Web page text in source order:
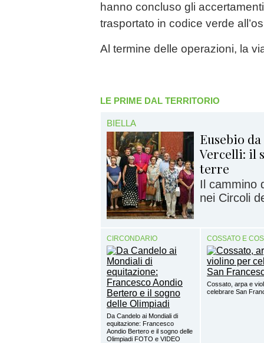
hanno concluso gli
trasportato in codice verde
Al termine delle operazioni, la
LE PRIME DAL TERRITORIO
BIELLA
Eusebio
Vercelli: il
terre
Il cammino
nei Circoli
CIRCONDARIO
Da Candelo ai Mondiali di
equitazione: Francesco
Aondio Bertero e il sogno delle
Olimpiadi FOTO e VIDEO
COSSATO E
Cossato, arpa e
celebrare San